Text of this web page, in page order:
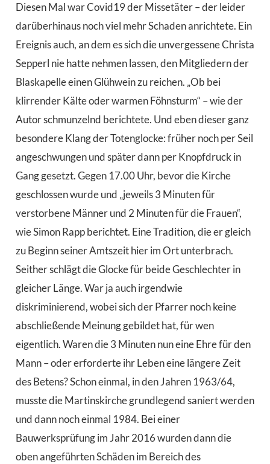
Diesen Mal war Covid19 der Missetäter – der leider
darüberhinaus noch viel mehr Schaden anrichtete. Ein
Ereignis auch, an dem es sich die unvergessene Christa
Sepperl nie hatte nehmen lassen, den Mitgliedern der
Blaskapelle einen Glühwein zu reichen. „Ob bei
klirrender Kälte oder warmen Föhnsturm“ – wie der
Autor schmunzelnd berichtete. Und eben dieser ganz
besondere Klang der Totenglocke: früher noch per Seil
angeschwungen und später dann per Knopfdruck in
Gang gesetzt. Gegen 17.00 Uhr, bevor die Kirche
geschlossen wurde und „jeweils 3 Minuten für
verstorbene Männer und 2 Minuten für die Frauen“,
wie Simon Rapp berichtet. Eine Tradition, die er gleich
zu Beginn seiner Amtszeit hier im Ort unterbrach.
Seither schlägt die Glocke für beide Geschlechter in
gleicher Länge. War ja auch irgendwie
diskriminierend, wobei sich der Pfarrer noch keine
abschließende Meinung gebildet hat, für wen
eigentlich. Waren die 3 Minuten nun eine Ehre für den
Mann – oder erforderte ihr Leben eine längere Zeit
des Betens? Schon einmal, in den Jahren 1963/64,
musste die Martinskirche grundlegend saniert werden
und dann noch einmal 1984. Bei einer
Bauwerksprüfung im Jahr 2016 wurden dann die
oben angeführten Schäden im Bereich des